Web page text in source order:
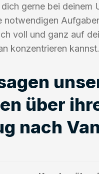
gerne bei deinem
notwendigen
voll und ganz auf
konzentrieren kannst.
über
nach